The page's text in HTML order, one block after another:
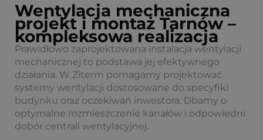
Wentylacja mechaniczna
projekt i montaż Tarnów –
kompleksowa realizacja
Prawidłowo zaprojektowana instalacja wentylacji
mechanicznej to podstawa jej efektywnego
działania. W Ziterm pomagamy projektować
systemy wentylacji dostosowane do specyfiki
budynku oraz oczekiwań inwestora. Dbamy o
optymalne rozmieszczenie kanałów i odpowiedni
dobór centrali wentylacyjnej.